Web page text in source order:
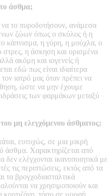
άσθμα;
το πυροδοτήσουν, ανάμεσα
ζώων όπως ο σκύλος ή η
κάπνισμα, η γύρη, η μούχλα, ο
στρες, η άσκηση και ορισμένα
ακόμη και ιογενείς ή
εδώ πως είναι ιδιαίτερα
ιατρό μας όταν πρέπει να
ώστε να μην έχουμε
των φαρμάκων μεταξύ
μη ελεγχόμενου άσθματος;
ευτυχώς, σε μια μικρή
Χαρακτηρίζεται από
ελέγχονται ικανοποιητικά με
τις περιπτώσεις, εκτός από τα
τα βρογχοδιασταλτικά
να χρησιμοποιούν και
κορτιζόνη, τόσο σε μορφή